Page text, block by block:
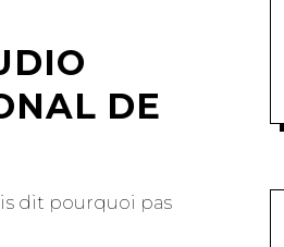
DE
dit pourquoi pas